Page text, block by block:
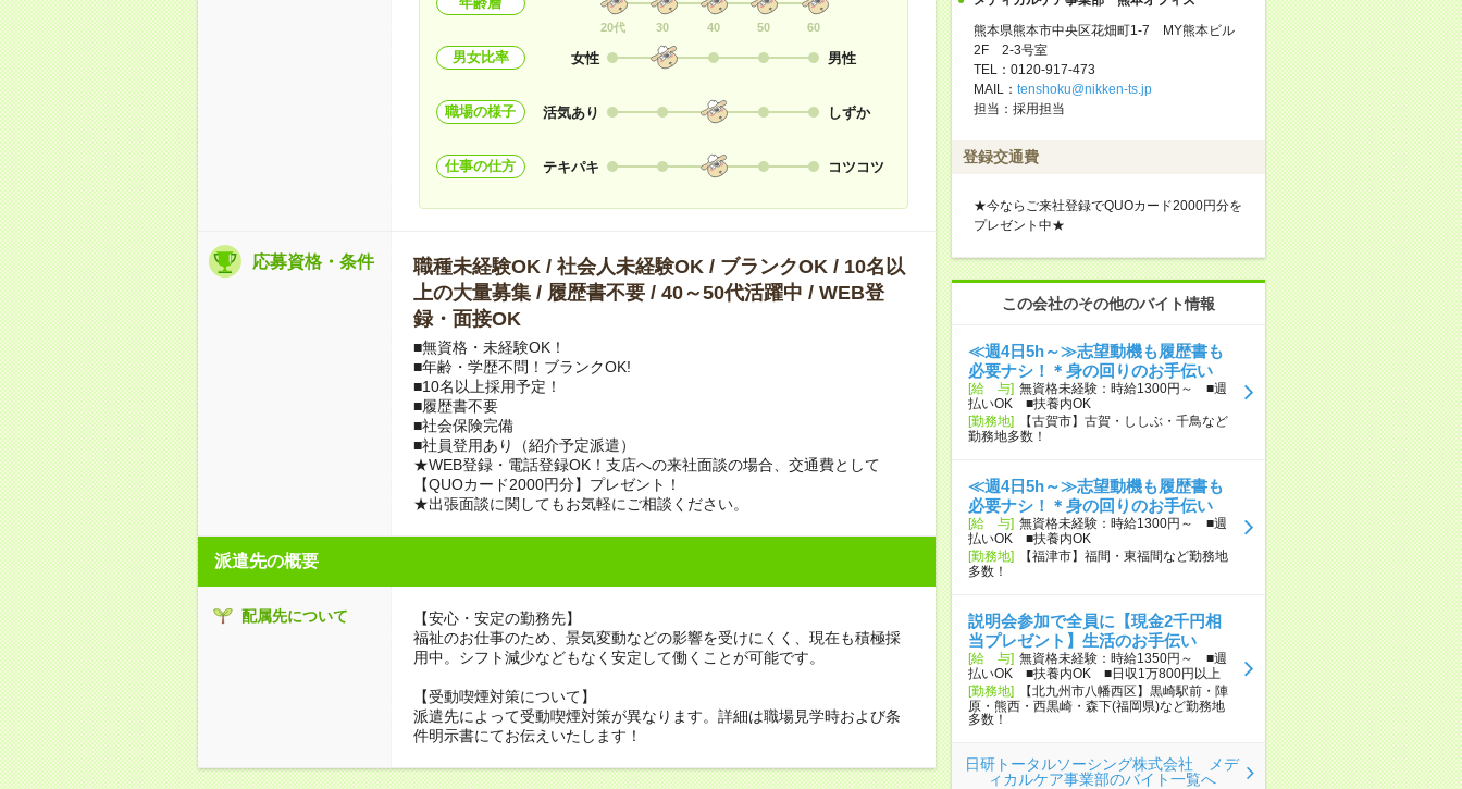
20代 30 40 50 60
男女比率 女性 男性
職場の様子 活気あり しずか
仕事の仕方 テキパキ コツコツ
応募資格・条件
職種未経験OK / 社会人未経験OK / ブランクOK / 10名以
上の大量募集 / 履歴書不要 / 40～50代活躍中 / WEB登
録・面接OK
■無資格・未経験OK！
■年齢・学歴不問！ブランクOK!
■10名以上採用予定！
■履歴書不要
■社会保険完備
■社員登用あり（紹介予定派遣）
★WEB登録・電話登録OK！支店への来社面談の場合、交通費として
【QUOカード2000円分】プレゼント！
★出張面談に関してもお気軽にご相談ください。
派遣先の概要
配属先について
【安心・安定の勤務先】
福祉のお仕事のため、景気変動などの影響を受けにくく、現在も積極採
用中。シフト減少などもなく安定して働くことが可能です。
【受動喫煙対策について】
派遣先によって受動喫煙対策が異なります。詳細は職場見学時および条
件明示書にてお伝えいたします！
熊本県熊本市中央区花畑町1-7 MY熊本ビル
2F 2-3号室
TEL：0120-917-473
MAIL： tenshoku@nikken-ts.jp
担当：採用担当
登録交通費
★今ならご来社登録でQUOカード2000円分を
プレゼント中★
この会社のその他のバイト情報
≪週4日5h～≫志望動機も履歴書も
必要ナシ！＊身の回りのお手伝い
[給 与] 無資格未経験：時給1300円～ ■週
払いOK ■扶養内OK
[勤務地]
【古賀市】古賀・ししぶ・千鳥など
勤務地多数！
≪週4日5h～≫志望動機も履歴書も
必要ナシ！＊身の回りのお手伝い
[給 与] 無資格未経験：時給1300円～ ■週
払いOK ■扶養内OK
[勤務地]
【福津市】福間・東福間など勤務地
多数！
説明会参加で全員に【現金2千円相
当プレゼント】生活のお手伝い
[給 与] 無資格未経験：時給1350円～ ■週
払いOK ■扶養内OK ■日収1万800円以上
[勤務地]
【北九州市八幡西区】黒崎駅前・陣
原・熊西・西黒崎・森下(福岡県)など勤務地
多数！
日研トータルソーシング株式会社 メデ
ィカルケア事業部のバイト一覧へ